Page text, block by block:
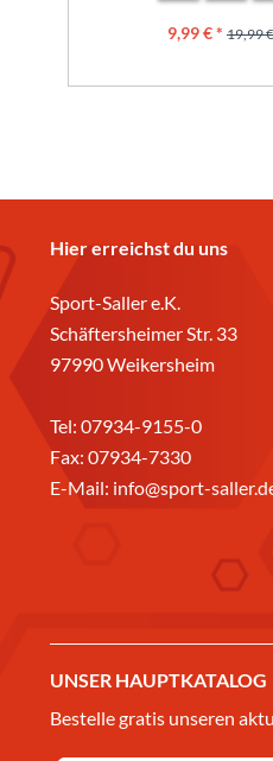
9,99 € * 19,99
Hier erreichst du uns
Sport-Saller e.K.
Schäftersheimer Str. 33
97990 Weikersheim
Tel: 07934-9155-0
Fax: 07934-7330
E-Mail: info@sport-
UNSER HAUPTKATALOG
Bestelle gratis unseren